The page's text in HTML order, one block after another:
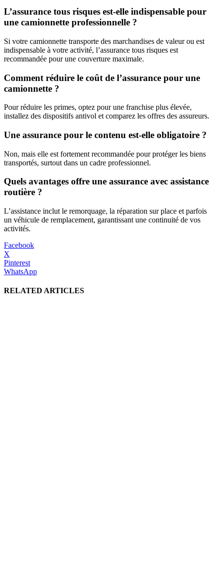
L’assurance tous risques est-elle indispensable pour
une camionnette professionnelle ?
Si votre camionnette transporte des marchandises de valeur ou est
indispensable à votre activité, l’assurance tous risques est
recommandée pour une couverture maximale.
Comment réduire le coût de l’assurance pour une
camionnette ?
Pour réduire les primes, optez pour une franchise plus élevée,
installez des dispositifs antivol et comparez les offres des assureurs.
Une assurance pour le contenu est-elle obligatoire ?
Non, mais elle est fortement recommandée pour protéger les biens
transportés, surtout dans un cadre professionnel.
Quels avantages offre une assurance avec assistance
routière ?
L’assistance inclut le remorquage, la réparation sur place et parfois
un véhicule de remplacement, garantissant une continuité de vos
activités.
Facebook
X
Pinterest
WhatsApp
RELATED ARTICLES